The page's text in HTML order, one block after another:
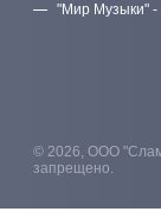
"Мир Музыки" -
© 2026, ООО
запрещено.